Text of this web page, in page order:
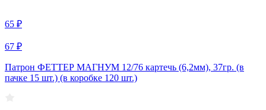
65 ₽
67 ₽
Патрон ФЕТТЕР МАГНУМ 12/76 картечь (6,2мм), 37гр. (в
пачке 15 шт.) (в коробке 120 шт.)